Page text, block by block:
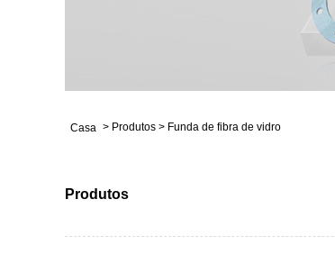
Casa > Produtos > Funda de fibra de vidro
Produtos